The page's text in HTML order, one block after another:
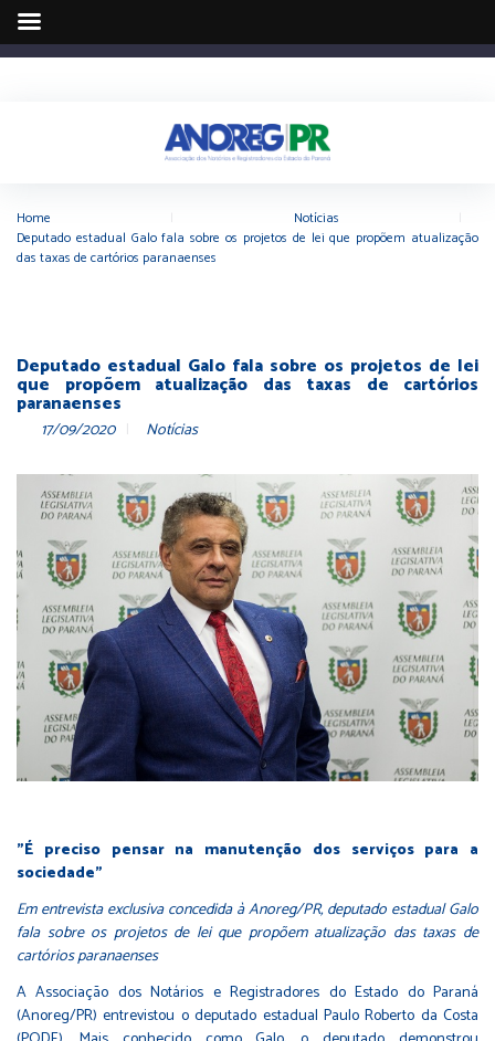
Home Notícias
Deputado estadual Galo fala sobre os projetos de lei que propõem atualização
das taxas de cartórios paranaenses
Deputado estadual Galo fala sobre os projetos de lei
que propõem atualização das taxas de cartórios
paranaenses
17/09/2020 Notícias
"É preciso pensar na manutenção dos serviços para a
sociedade”
Em entrevista exclusiva concedida à Anoreg/PR, deputado estadual Galo
fala sobre os projetos de lei que propõem atualização das taxas de
cartórios paranaenses
A Associação dos Notários e Registradores do Estado do Paraná
(Anoreg/PR) entrevistou o deputado estadual Paulo Roberto da Costa